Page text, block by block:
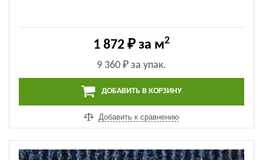
1 872 ₽ за м2
9 360 ₽ за упак.
ДОБАВИТЬ В КОРЗИНУ
Добавить к сравнению